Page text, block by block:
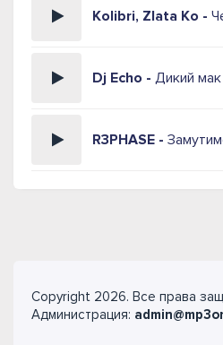
Kolibri, Zlata Ko -
Dj Echo - Дикий мак
R3PHASE -
Copyright 2026. Все права
Администрация: